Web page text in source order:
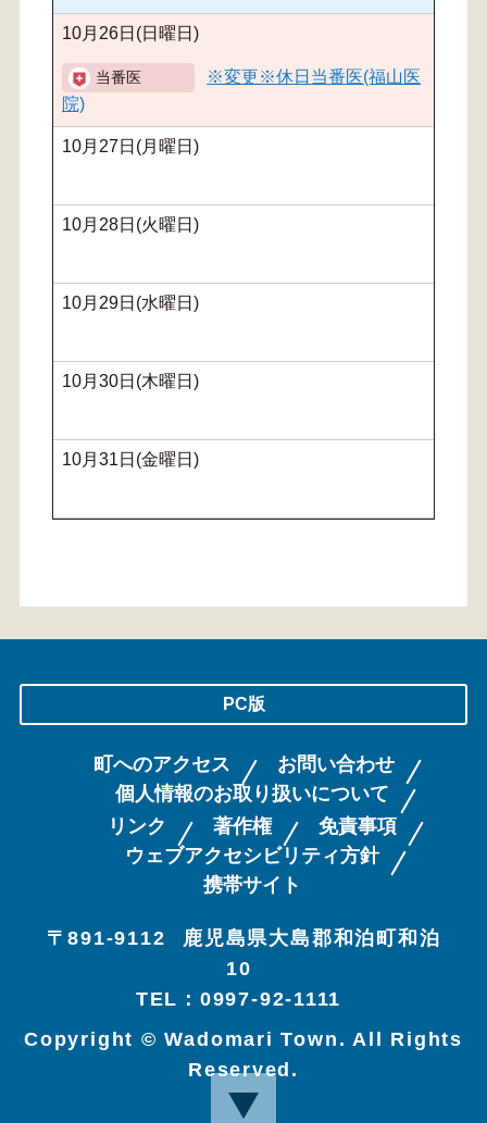
10月26日(日曜日)
※変更※休日当番医(福山医
院)
10月27日(月曜日)
10月28日(火曜日)
10月29日(水曜日)
10月30日(木曜日)
10月31日(金曜日)
PC版
町へのアクセス
お問い合わせ
個人情報のお取り扱いについて
リンク
著作権
免責事項
ウェブアクセシビリティ方針
携帯サイト
〒891-9112
鹿児島県大島郡和泊町和泊
10
TEL：0997-92-1111
Copyright © Wadomari Town. All Rights
Reserved.